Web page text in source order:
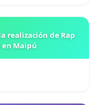
realización de Rap
en Maipú